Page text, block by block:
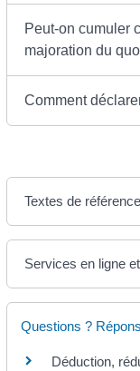
Peut-on cumuler
majoration du
Comment
Textes de référence
Services en ligne
Questions ?
Déduction,